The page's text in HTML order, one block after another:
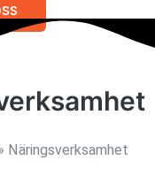
Näringsverksamhet